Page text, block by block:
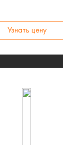
Узнать цену